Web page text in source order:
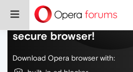
Do more on the web,
secure browser!
Download Opera browser with: